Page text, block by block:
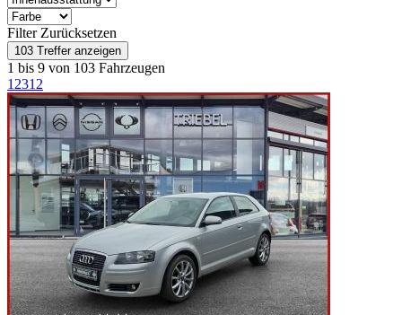
Filter Zurücksetzen
1 bis 9 von 103 Fahrzeugen
1 2312